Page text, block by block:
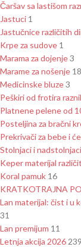
Čaršav sa lastišom
Jastuci 1
Jastučnice različitih
Krpe za sudove 1
Marama za dojenje3
Marame za nošenje 18
Medicinske bluze3
Peškiri od frotira
Platnene pelene od
Posteljina za bračni
Prekrivači za bebe i
Stolnjaci i nadstolnjaci
Keper materijal
Koral pamuk 16
KRATKOTRAJNA
Lan materijal: čist i u
31
Lan premijum 11
Letnja akcija 2026 239